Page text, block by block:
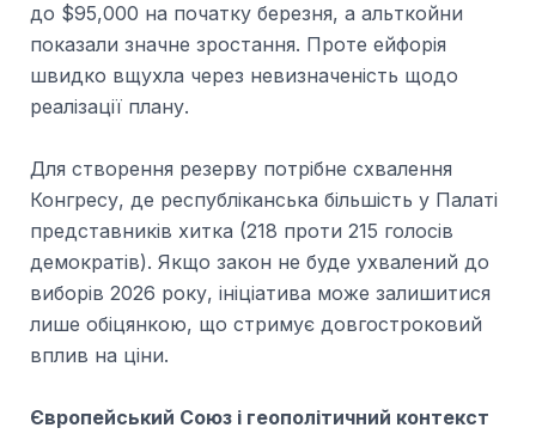
до $95,000 на початку березня, а альткойни
показали значне зростання. Проте ейфорія
швидко вщухла через невизначеність щодо
реалізації плану.
Для створення резерву потрібне схвалення
Конгресу, де республіканська більшість у Палаті
представників хитка (218 проти 215 голосів
демократів). Якщо закон не буде ухвалений до
виборів 2026 року, ініціатива може залишитися
лише обіцянкою, що стримує довгостроковий
вплив на ціни.
Європейський Союз і геополітичний контекст